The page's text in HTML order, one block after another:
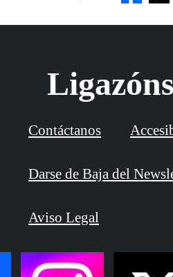
Contáctanos
Darse de Baja del
Aviso Legal